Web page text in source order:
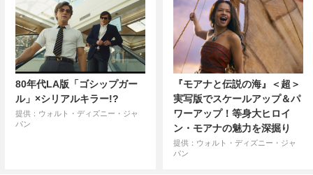
80年代LA版「ゴシップガー
ル」×シリアルキラー!?
提供：ウォルト・ディズニー・ジャ
パン
『モアナと伝説の海』＜超＞
実写版でスケールアップ＆パ
ワーアップ！等身大ヒロイ
ン・モアナの魅力を深掘り
提供：ウォルト・ディズニー・ジャ
パン